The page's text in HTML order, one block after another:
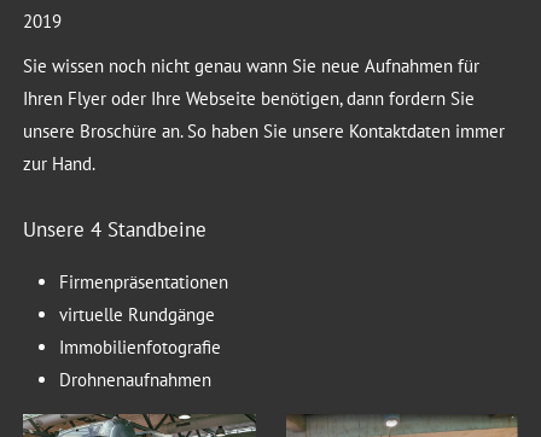
2019
Sie wissen noch nicht genau wann Sie neue Aufnahmen für
Ihren Flyer oder Ihre Webseite benötigen, dann fordern Sie
unsere Broschüre an. So haben Sie unsere Kontaktdaten immer
zur Hand.
Unsere 4 Standbeine
Firmenpräsentationen
virtuelle Rundgänge
Immobilienfotografie
Drohnenaufnahmen